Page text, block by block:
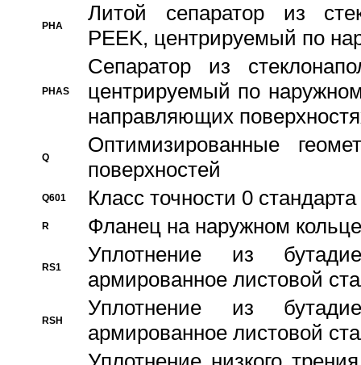
PHA
Литой сепаратор из
PEEK, центрируемый по
PHAS
Сепаратор из
центрируемый по
направляющих
Q
Оптимизированные
поверхностей
Q601 Класс точности 0
R Фланец на наружном кольце
RS1
Уплотнение из
армированное листовой
RSH
Уплотнение из
армированное листовой